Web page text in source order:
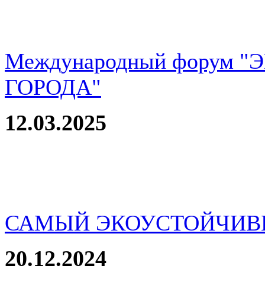
Международный
ГОРОДА"
12.03.2025
САМЫЙ
20.12.2024